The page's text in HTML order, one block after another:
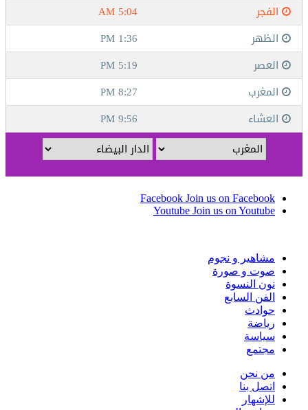
Facebook Join us on Facebook
Youtube Join us on Youtube
مشاهير و نجوم
صوت و صورة
نون النسوة
الفن السابع
حوادث
رياضة
سياسة
مجتمع
من نحن
اتصل بنا
للإشهار